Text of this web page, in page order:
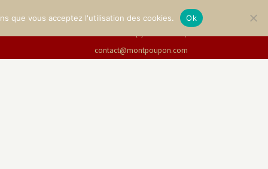
BILLETTERIE Français
+33(0)2 47 94 21 15/
contact@montpoupon.com
que vous acceptez l'utilisation des cookies. Ok